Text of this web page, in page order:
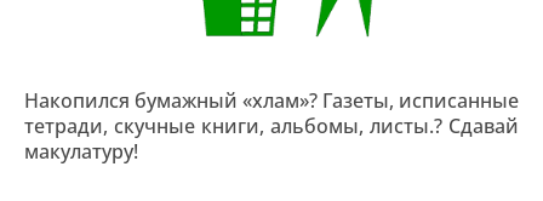
Накопился бумажный «хлам»? Газеты, исписанные
тетради, скучные книги, альбомы, листы.? Сдавай
макулатуру!